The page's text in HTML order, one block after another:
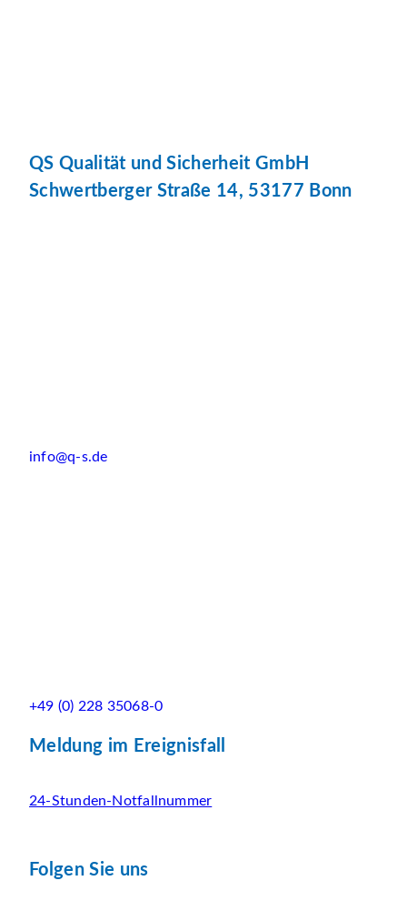
QS Qualität und Sicherheit GmbH
Schwertberger Straße 14, 53177 Bonn
info@q-s.de
+49 (0) 228 35068-0
Meldung im Ereignisfall
24-Stunden-Notfallnummer
Folgen Sie uns